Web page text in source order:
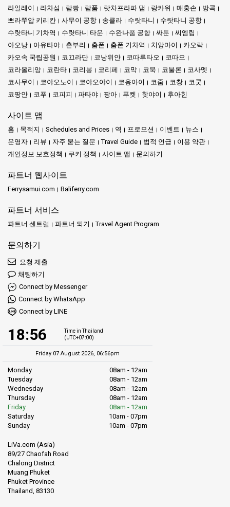
라일레이
라차섬 람빵 람품 랏차프라파 댐 랑카위 매홍손
방콕
쁘라쭈압 키리칸
사무이 공항 송클라 수랏타니
수랏타니 공항
수랏타니 기차역
수랏타니 타운 수완나품 공항 싸툰
씨엠립
아오낭
아유타야 촌부리 춤폰 춤폰 기차역 치앙마이
카오락
카오속 국립공원
코끄라단 코낭위안 코따루타오
코따오
코라올리앙
코란타 코리봉 코리페 코막 코묵 코불론
코사멧
코사무이
코야오노이 코야오야이 코응아이 코줌 코창
코쿳
코팡안
코푸 코피피 파타야 팡아 푸켓 핫야이 후아힌
사이트 맵
홈 목적지 Schedules and Prices 역 프로모션 이벤트
뉴스
운영자
리뷰 자주 묻는 질문 Travel Guide 법적 언급
이용 약관
개인정보 보호정책
쿠키 정책 사이트 맵 문의하기
파트너 웹사이트
Ferrysamui.com Baliferry.com
파트너 서비스
파트너 센트럴 파트너 되기 Travel Agent Program
문의하기
요청 제출
채팅하기
Connect by Messenger
Connect by WhatsApp
Connect by LINE
18:56
Time in Thailand
(UTC+07:00)
Friday 07 August 2026, 06:56pm
Monday
08am - 12am
Tuesday
08am - 12am
Wednesday
08am - 12am
Thursday
08am - 12am
Friday
08am - 12am
Saturday
10am - 07pm
Sunday
10am - 07pm
LiVa.com (Asia)
89/27 Chaofah Road
Chalong District
Muang Phuket
Phuket Province
Thailand, 83130